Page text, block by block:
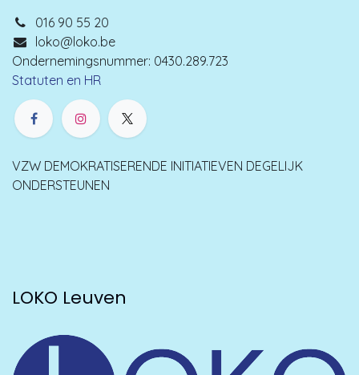
016 90 55 20
loko@loko.be
Ondernemingsnummer: 0430.289.723
Statuten en HR
VZW DEMOKRATISERENDE INITIATIEVEN DEGELIJK
ONDERSTEUNEN
LOKO Leuven